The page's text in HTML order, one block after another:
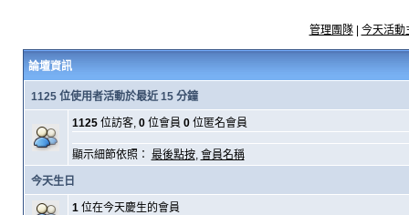
管理團隊| 今天活動
論壇資訊
1125 位使用者活動於最近 15 分鐘
1125位訪客, 0位會員 0位匿名會員
顯示細節依照： 最後點按, 會員名稱
今天生日
1位在今天慶生的會員